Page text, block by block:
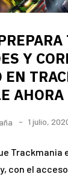
Y
EN
AHORA
1 julio,
Trackmania
con el